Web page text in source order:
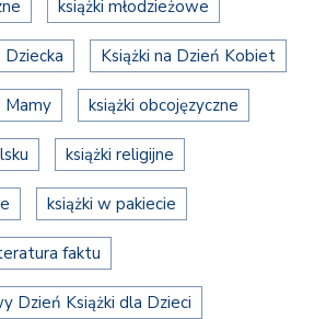
książki młodzieżowe
Dziecka Książki na Dzień Kobiet
Mamy książki obcojęzyczne
książki religijne
książki w pakiecie
faktu
Dzień Książki dla Dzieci